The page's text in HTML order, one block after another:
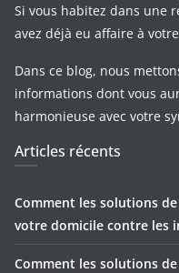
Si vous habitez dans une
avez déjà eu affaire à
Dans ce blog, nous
informations dont vous
harmonieuse avec votre
Articles récents
Comment les solutions
votre domicile contre les
Comment les solutions